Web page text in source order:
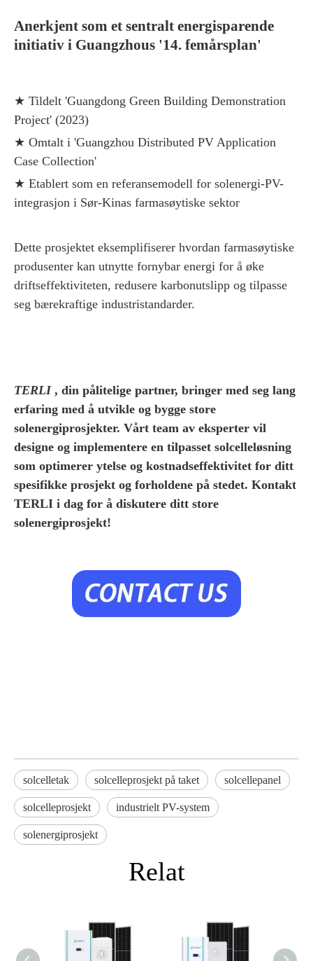
Anerkjent som et sentralt energisparende
initiativ i Guangzhous '14. femårsplan'
★ Tildelt 'Guangdong Green Building Demonstration
Project' (2023)
★ Omtalt i 'Guangzhou Distributed PV Application
Case Collection'
★ Etablert som en referansemodell for solenergi-PV-
integrasjon i Sør-Kinas farmasøytiske sektor
Dette prosjektet eksemplifiserer hvordan farmasøytiske
produsenter kan utnytte fornybar energi for å øke
driftseffektiviteten, redusere karbonutslipp og tilpasse
seg bærekraftige industristandarder.
TERLI , din pålitelige partner, bringer med seg lang
erfaring med å utvikle og bygge store
solenergiprosjekter. Vårt team av eksperter vil
designe og implementere en tilpasset solcelleløsning
som optimerer ytelse og kostnadseffektivitet for ditt
spesifikke prosjekt og forholdene på stedet. Kontakt
TERLI i dag for å diskutere ditt store
solenergiprosjekt!
solcelletak solcelleprosjekt på taket solcellepanel
solcelleprosjekt industrielt PV-system
solenergiprosjekt
Relat